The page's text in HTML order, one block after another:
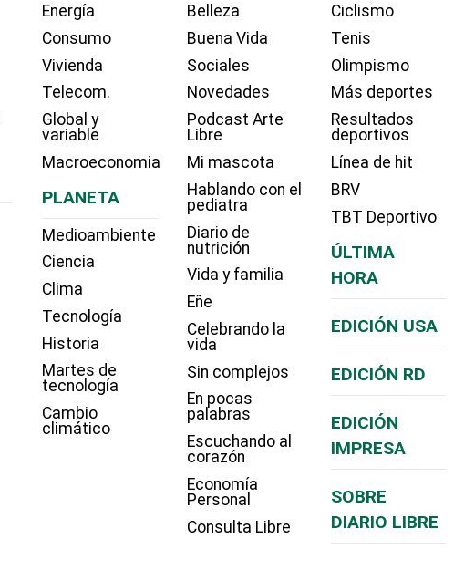
Energía
Consumo
Vivienda
Telecom.
Global y
variable
Macroeconomia
PLANETA
Medioambiente
Ciencia
Clima
Tecnología
Historia
Martes de
tecnología
Cambio
climático
Belleza
Buena Vida
Sociales
Novedades
Podcast Arte
Libre
Mi mascota
Hablando con el
pediatra
Diario de
nutrición
Vida y familia
Eñe
Celebrando la
vida
Sin complejos
En pocas
palabras
Escuchando al
corazón
Economía
Personal
Consulta Libre
Ciclismo
Tenis
Olimpismo
Más deportes
Resultados
deportivos
Línea de hit
BRV
TBT Deportivo
ÚLTIMA
HORA
EDICIÓN USA
EDICIÓN RD
EDICIÓN
IMPRESA
SOBRE
DIARIO LIBRE